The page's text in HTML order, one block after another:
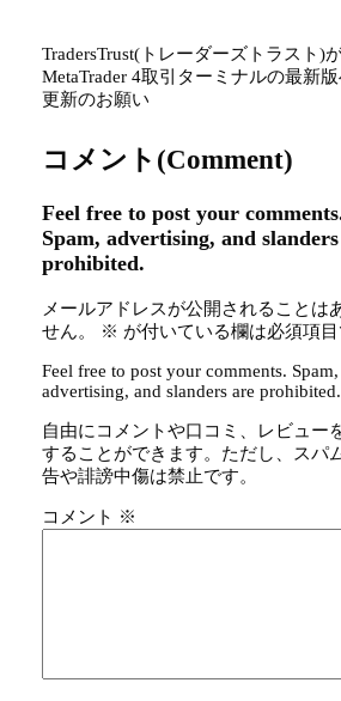
TradersTrust(トレーダーズトラスト)が
MetaTrader 4取引ターミナルの最新
更新のお願い
コメント(Comment)
Feel free to post your
Spam, advertising, and
prohibited.
メールアドレスが公開されることは
せん。
※ が付いている欄は必須項
Feel free to post your comments. Spam,
advertising, and slanders are prohibited.
自由にコメントや口コミ、レビュー
することができます。ただし、スパ
告や誹謗中傷は禁止です。
コメント ※